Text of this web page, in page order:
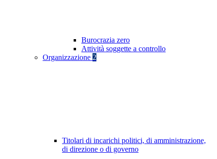
Burocrazia zero
Attività soggette a controllo
Organizzazione 2
Titolari di incarichi politici, di amministrazione,
di direzione o di governo